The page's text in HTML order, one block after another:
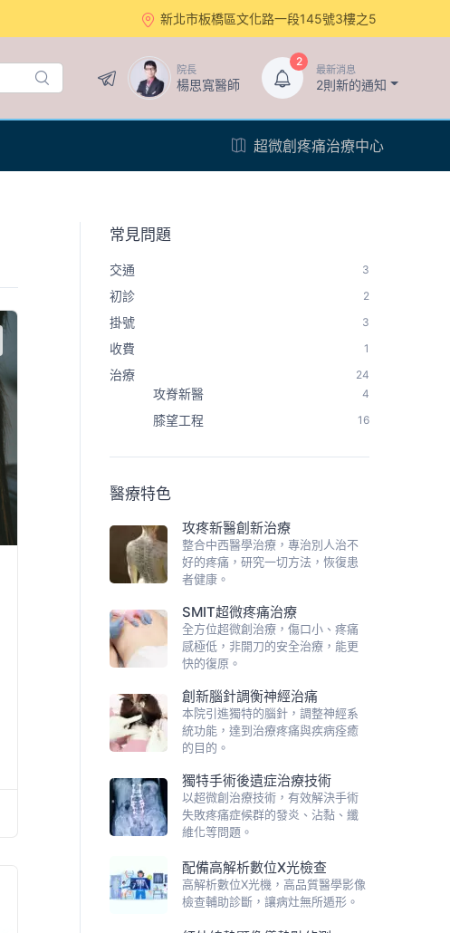
新北市板橋區文化路一段145號3樓之5
院長
楊思寬醫師
2
最新消息
2則新的通知
超微創疼痛治療中心
常見問題
交通 3
初診 2
掛號 3
收費 1
治療 24
攻脊新醫 4
膝望工程 16
醫療特色
攻疼新醫創新治療
整合中西醫學治療，專治別人治不
好的疼痛，研究一切方法，恢復患
者健康。
SMIT超微疼痛治療
全方位超微創治療，傷口小、疼痛
感極低，非開刀的安全治療，能更
快的復原。
創新腦針調衡神經治痛
本院引進獨特的腦針，調整神經系
統功能，達到治療疼痛與疾病痊癒
的目的。
獨特手術後遺症治療技術
以超微創治療技術，有效解決手術
失敗疼痛症候群的發炎、沾黏、纖
維化等問題。
配備高解析數位X光檢查
高解析數位X光機，高品質醫學影像
檢查輔助診斷，讓病灶無所遁形。